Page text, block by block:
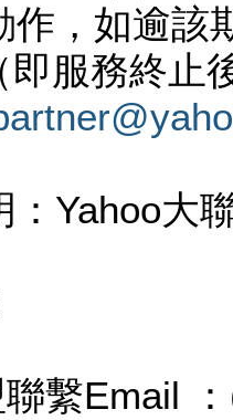
作，如逾該
即服務終止
：Yahoo大
繫Email